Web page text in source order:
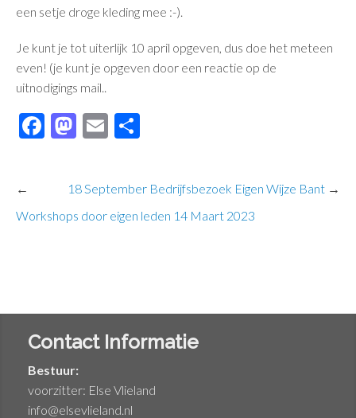
een setje droge kleding mee :-).
Je kunt je tot uiterlijk 10 april opgeven, dus doe het meteen
even! (je kunt je opgeven door een reactie op de
uitnodigings mail..
Facebook
Mastodon
Email
18 September Bedrijfsbezoek Eigen Wijze Bant →
←
Workshops door eigen leden 14 Maart 2023
Contact Informatie
Bestuur:
voorzitter: Else Vlieland
info@elsevlieland.nl